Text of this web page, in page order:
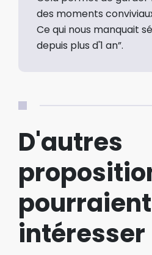
des moments
Ce qui nous manquait
depuis plus d'1 an”.
D'autres
intéresser